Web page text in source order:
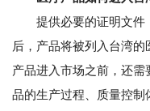
提供必要的证明文件
后，产品将被列入台湾
产品进入市场之前，还
品的生产过程、质量控